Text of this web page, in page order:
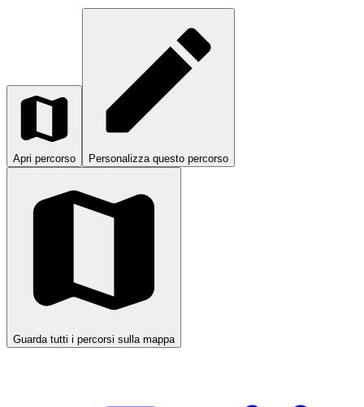
Apri percorso Personalizza questo percorso
Guarda tutti i percorsi sulla mappa